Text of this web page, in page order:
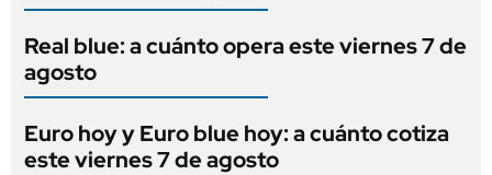
Real blue: a cuánto opera este viernes 7 de
agosto
Euro hoy y Euro blue hoy: a cuánto cotiza
este viernes 7 de agosto